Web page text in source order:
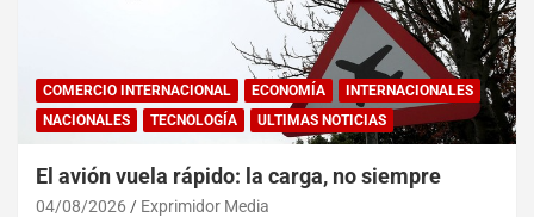
COMERCIO INTERNACIONAL ECONOMÍA
INTERNACIONALES
NACIONALES
TECNOLOGÍA ULTIMAS NOTICIAS
El avión vuela rápido: la carga, no siempre
04/08/2026 Exprimidor Media